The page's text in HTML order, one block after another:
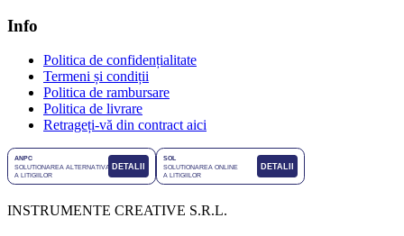
Info
Politica de confidențialitate
Termeni și condiții
Politica de rambursare
Politica de livrare
Retrageți-vă din contract aici
INSTRUMENTE CREATIVE S.R.L.